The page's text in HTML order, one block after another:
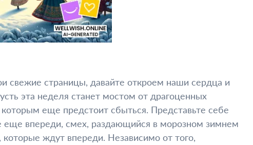
свежие страницы, давайте откроем наши сердца и
эта неделя станет мостом от драгоценных
еще предстоит сбыться. Представьте себе
еще впереди, смех, раздающийся в морозном зимнем
ждут впереди. Независимо от того,